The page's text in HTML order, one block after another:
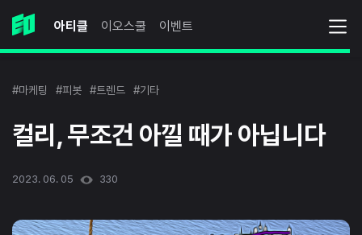
아티클 이오스쿨 이벤트
#마케팅 #피봇 #트렌드 #기타
컬리, 무조건 아낄 때가 아닙니다
2023. 06. 05 330